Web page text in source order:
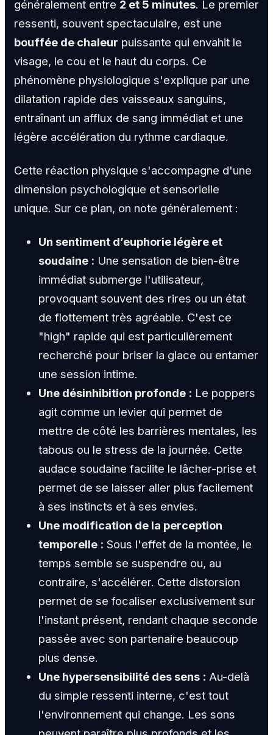
généralement entre 2 et 5 minutes. Le premier
ressenti, souvent spectaculaire, est une
bouffée de chaleur puissante qui envahit le
visage, le cou et le haut du corps. Ce
phénomène physiologique s'explique par une
dilatation rapide des vaisseaux sanguins,
entraînant un afflux de sang immédiat et une
légère accélération du rythme cardiaque.
Cette réaction physique s'accompagne d'une
dimension psychologique et sensorielle
unique. Sur ce plan, on note généralement :
Un sentiment d’euphorie légère et
soudaine : Une sensation de bien-être
immédiat submerge l'utilisateur,
provoquant souvent des rires ou un état
de flottement très agréable. C'est ce
"high" rapide qui est particulièrement
recherché pour briser la glace ou entamer
une session intime.
Une désinhibition profonde : Le poppers
agit comme un levier qui permet de
mettre de côté les barrières mentales, les
tabous ou le stress de la journée. Cette
audace soudaine facilite le lâcher-prise et
permet de se laisser aller plus facilement
à ses instincts et à ses envies.
Une modification de la perception
temporelle : Sous l'effet de la montée, le
temps semble se suspendre ou, au
contraire, s'accélérer. Cette distorsion
permet de se focaliser exclusivement sur
l'instant présent, rendant chaque seconde
passée avec son partenaire beaucoup
plus dense.
Une hypersensibilité des sens : Au-delà
du simple ressenti interne, c'est tout
l'environnement qui change. Les sons